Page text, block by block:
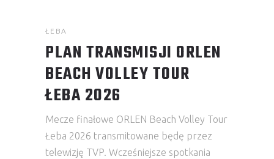
ŁEBA
PLAN TRANSMISJI ORLEN
BEACH VOLLEY TOUR
ŁEBA 2026
Mecze finałowe ORLEN Beach Volley Tour
Łeba 2026 transmitowane będę przez
telewizję TVP. Wcześniejsze spotkania